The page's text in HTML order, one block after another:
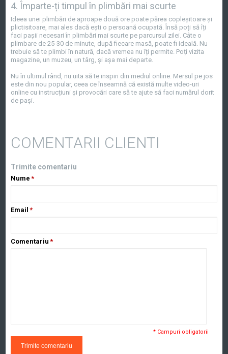
4. Împarte-ți timpul în plimbări mai scurte
Ideea unei plimbări de aproape două ore poate părea copleșitoare și
plictisitoare, mai ales dacă ești o persoană ocupată. Însă poți să îți
faci pașii necesari în plimbări mai scurte pe parcursul zilei. Câte o
plimbare de 25-30 de minute, după fiecare masă, poate fi ideală. Nu
trebuie să te plimbi în natură, dacă vremea nu îți permite. Poți vizita
magazine, un muzeu, un târg, și așa mai departe.
Nu în ultimul rând, nu uita să te inspiri din mediul online. Mersul pe jos
este din nou popular, ceea ce înseamnă că există multe video-uri
online cu instrucțiuni și provocări care să te ajute să faci numărul dorit
de pași.
COMENTARII CLIENTI
Trimite comentariu
Nume *
Email *
Comentariu *
* Campuri obligatorii
Trimite comentariu